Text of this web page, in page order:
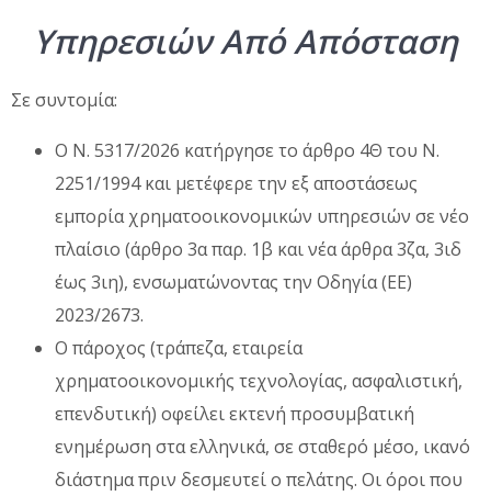
Υπηρεσιών Από Απόσταση
Σε συντομία:
Ο Ν. 5317/2026 κατήργησε το άρθρο 4Θ του Ν.
2251/1994 και μετέφερε την εξ αποστάσεως
εμπορία χρηματοοικονομικών υπηρεσιών σε νέο
πλαίσιο (άρθρο 3α παρ. 1β και νέα άρθρα 3ζα, 3ιδ
έως 3ιη), ενσωματώνοντας την Οδηγία (ΕΕ)
2023/2673.
Ο πάροχος (τράπεζα, εταιρεία
χρηματοοικονομικής τεχνολογίας, ασφαλιστική,
επενδυτική) οφείλει εκτενή προσυμβατική
ενημέρωση στα ελληνικά, σε σταθερό μέσο, ικανό
διάστημα πριν δεσμευτεί ο πελάτης. Οι όροι που